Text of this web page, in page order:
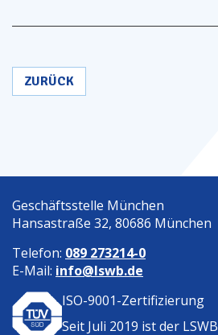
ZURÜCK
Geschäftsstelle München
Hansastraße 32, 80686 München
Telefon: 089 273214-0
E-Mail: info@lswb.de
ISO-9001-Zertifizierung
Seit Juli 2019 ist der LSWB